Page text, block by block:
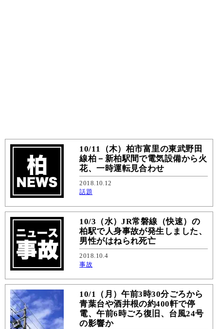
10/11（木）柏市富里の東武野田
線柏－新柏駅間で電気設備から火
花、一時運転見合わせ
2018.10.12
話題
10/3（水）JR常磐線（快速）の
柏駅で人身事故が発生しました、
男性がはねられ死亡
2018.10.4
事故
10/1（月）午前3時30分ごろから
青葉台や酒井根の約400軒で停
電、午前6時ごろ復旧、台風24号
の影響か